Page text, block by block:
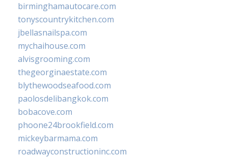
birminghamautocare.com
tonyscountrykitchen.com
jbellasnailspa.com
mychaihouse.com
alvisgrooming.com
thegeorginaestate.com
blythewoodseafood.com
paolosdelibangkok.com
bobacove.com
phoone24brookfield.com
mickeybarmama.com
roadwayconstructioninc.com